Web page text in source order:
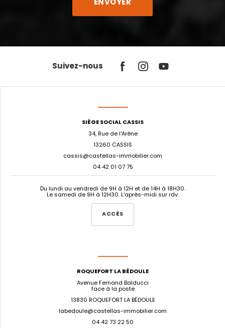
Suivez-nous
SIÈGE SOCIAL CASSIS
34, Rue de l'Arène
13260 CASSIS
cassis@castellas-immobilier.com
04 42 01 07 75
Du lundi au vendredi de 9H à 12H et de 14H à 18H30.
Le samedi de 9H à 12H30. L'après-midi sur rdv.
ACCÈS
ROQUEFORT LA BÉDOULE
Avenue Fernand Balducci
face à la poste
13830 ROQUEFORT LA BÉDOULE
labedoule@castellas-immobilier.com
04 42 73 22 50